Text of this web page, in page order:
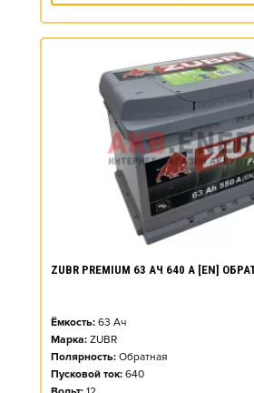
ZUBR PREMIUM 63 АЧ 640 А [EN]
Ёмкость: 63 Ач
Марка: ZUBR
Полярность: Обратная
Пусковой ток: 640